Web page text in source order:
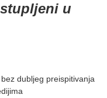
u
dubljeg preispitivanja